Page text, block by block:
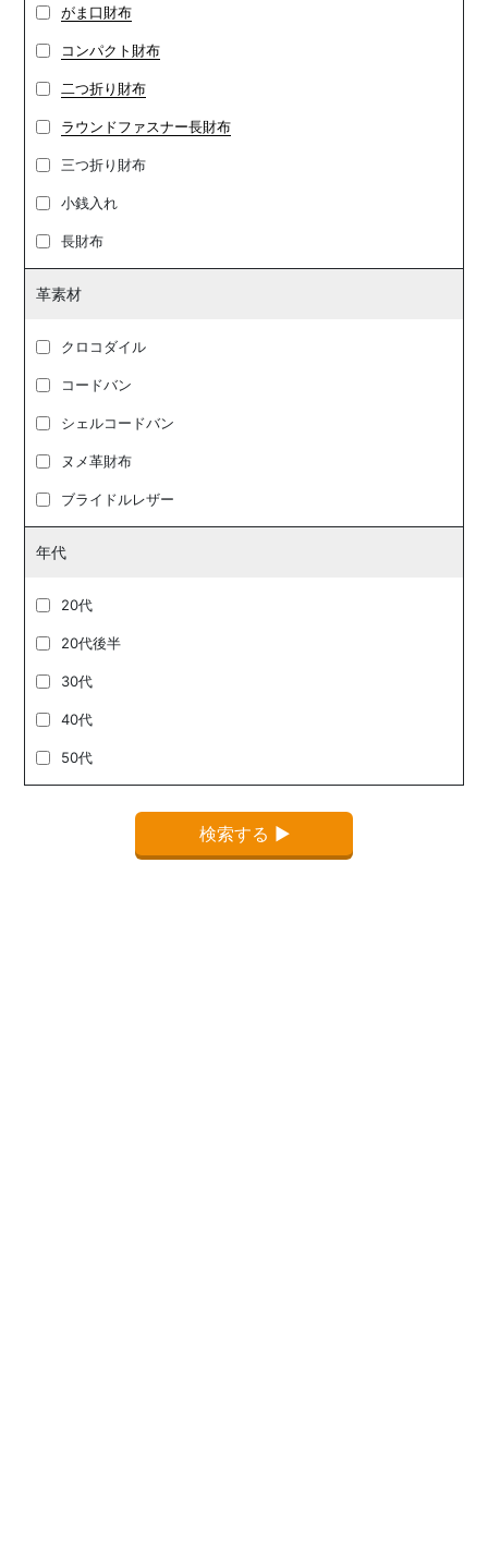
がま口財布
コンパクト財布
二つ折り財布
ラウンドファスナー長財布
三つ折り財布
小銭入れ
長財布
革素材
クロコダイル
コードバン
シェルコードバン
ヌメ革財布
ブライドルレザー
年代
20代
20代後半
30代
40代
50代